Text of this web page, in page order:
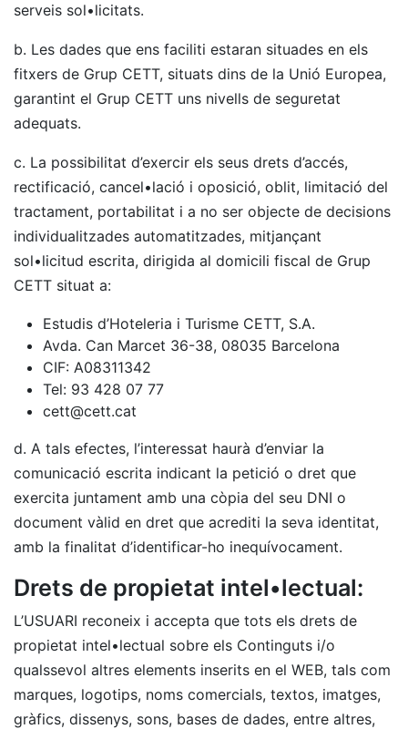
serveis sol•licitats.
b. Les dades que ens faciliti estaran situades en els
fitxers de Grup CETT, situats dins de la Unió Europea,
garantint el Grup CETT uns nivells de seguretat
adequats.
c. La possibilitat d’exercir els seus drets d’accés,
rectificació, cancel•lació i oposició, oblit, limitació del
tractament, portabilitat i a no ser objecte de decisions
individualitzades automatitzades, mitjançant
sol•licitud escrita, dirigida al domicili fiscal de Grup
CETT situat a:
Estudis d’Hoteleria i Turisme CETT, S.A.
Avda. Can Marcet 36-38, 08035 Barcelona
CIF: A08311342
Tel: 93 428 07 77
cett@cett.cat
d. A tals efectes, l’interessat haurà d’enviar la
comunicació escrita indicant la petició o dret que
exercita juntament amb una còpia del seu DNI o
document vàlid en dret que acrediti la seva identitat,
amb la finalitat d’identificar-ho inequívocament.
Drets de propietat intel•lectual:
L’USUARI reconeix i accepta que tots els drets de
propietat intel•lectual sobre els Continguts i/o
qualssevol altres elements inserits en el WEB, tals com
marques, logotips, noms comercials, textos, imatges,
gràfics, dissenys, sons, bases de dades, entre altres,